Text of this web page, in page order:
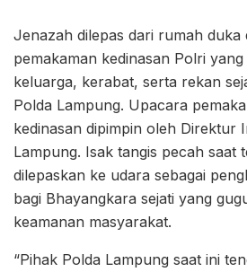
Jenazah dilepas dari rumah duka
pemakaman kedinasan Polri
keluarga, kerabat, serta rekan
Polda Lampung. Upacara
kedinasan dipimpin oleh Direktur
Lampung. Isak tangis pecah saat
dilepaskan ke udara sebagai
bagi Bhayangkara sejati yang
keamanan masyarakat.
“Pihak Polda Lampung saat ini